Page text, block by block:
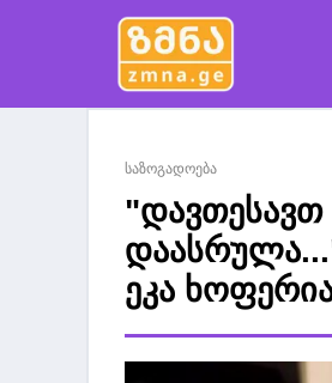
საზოგადოება
"დავთესავთ
ეკა